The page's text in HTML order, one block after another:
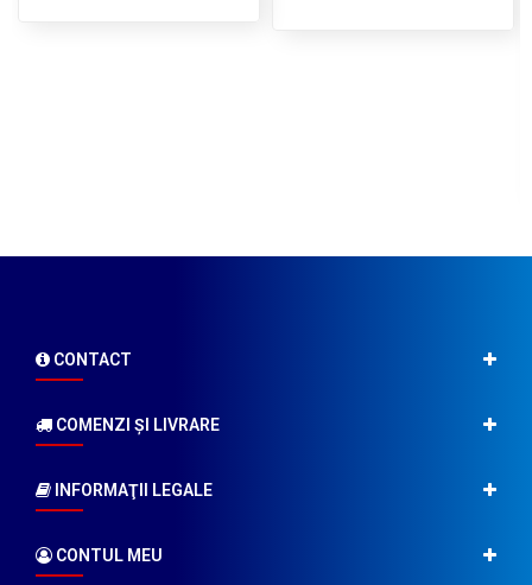
CONTACT
COMENZI ŞI LIVRARE
INFORMAŢII LEGALE
CONTUL MEU